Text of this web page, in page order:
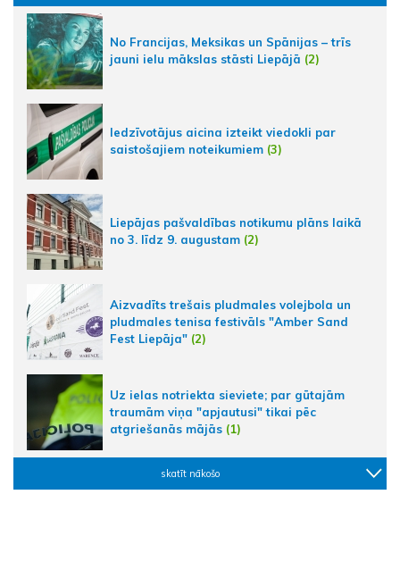
No Francijas, Meksikas un Spānijas – trīs
jauni ielu mākslas stāsti Liepājā (2)
Iedzīvotājus aicina izteikt viedokli par
saistošajiem noteikumiem (3)
Liepājas pašvaldības notikumu plāns laikā
no 3. līdz 9. augustam (2)
Aizvadīts trešais pludmales volejbola un
pludmales tenisa festivāls "Amber Sand
Fest Liepāja" (2)
Uz ielas notriekta sieviete; par gūtajām
traumām viņa "apjautusi" tikai pēc
atgriešanās mājās (1)
skatīt nākošo